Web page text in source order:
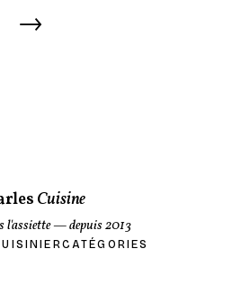
→
Cuisine
l'assiette— depuis 2013
CATÉGORIES